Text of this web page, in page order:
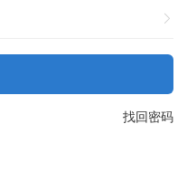
找回密码